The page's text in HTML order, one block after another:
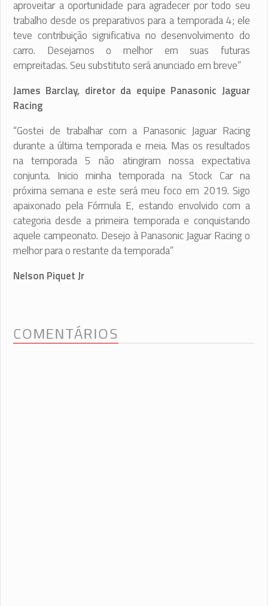
aproveitar a oportunidade para agradecer por todo seu
trabalho desde os preparativos para a temporada 4; ele
teve contribuição significativa no desenvolvimento do
carro. Desejamos o melhor em suas futuras
empreitadas. Seu substituto será anunciado em breve”
James Barclay, diretor da equipe Panasonic Jaguar
Racing
“Gostei de trabalhar com a Panasonic Jaguar Racing
durante a última temporada e meia. Mas os resultados
na temporada 5 não atingiram nossa expectativa
conjunta. Inicio minha temporada na Stock Car na
próxima semana e este será meu foco em 2019. Sigo
apaixonado pela Fórmula E, estando envolvido com a
categoria desde a primeira temporada e conquistando
aquele campeonato. Desejo à Panasonic Jaguar Racing o
melhor para o restante da temporada”
Nelson Piquet Jr
COMENTÁRIOS